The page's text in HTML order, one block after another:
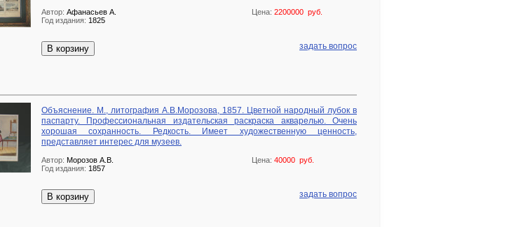
Цена: 2200000 руб.
Автор: Афанасьев А.
Год издания: 1825
В корзину задать вопрос
Объяснение. М., литография А.В.Морозова, 1857. Цветной народный лубок в
паспарту. Профессиональная издательская раскраска акварелью. Очень
хорошая сохранность. Редкость. Имеет художественную ценность,
представляет интерес для музеев.
Цена: 40000 руб.
Автор: Морозов А.В.
Год издания: 1857
В корзину задать вопрос